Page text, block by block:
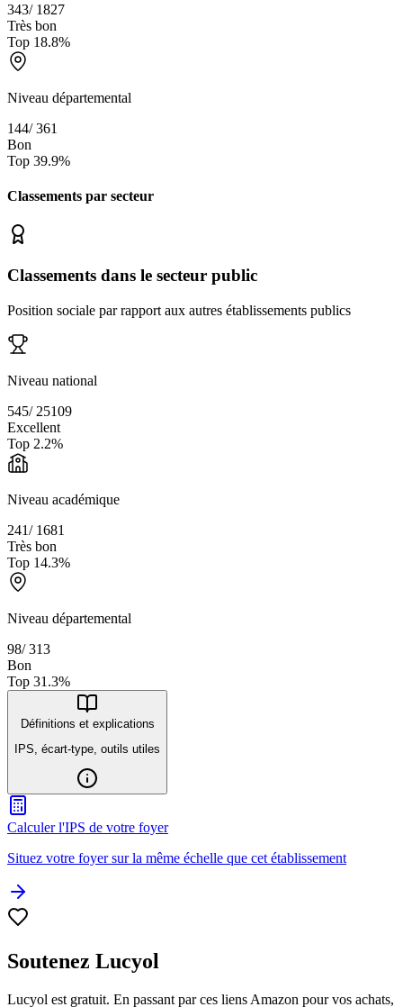
343/ 1827
Très bon
Top 18.8%
Niveau départemental
144/361
Bon
Top 39.9%
Classements par secteur
Classements dans le secteur public
Position sociale par rapport aux autres établissements publics
Niveau national
545/ 25109
Excellent
Top 2.2%
Niveau académique
241/ 1681
Très bon
Top 14.3%
Niveau départemental
98/313
Bon
Top 31.3%
Définitions et explications
IPS, écart-type, outils utiles
Calculer l'IPS de votre foyer
Situez votre foyer sur la même échelle que cet établissement
Soutenez Lucyol
Lucyol est gratuit. En passant par ces liens Amazon pour vos achats,